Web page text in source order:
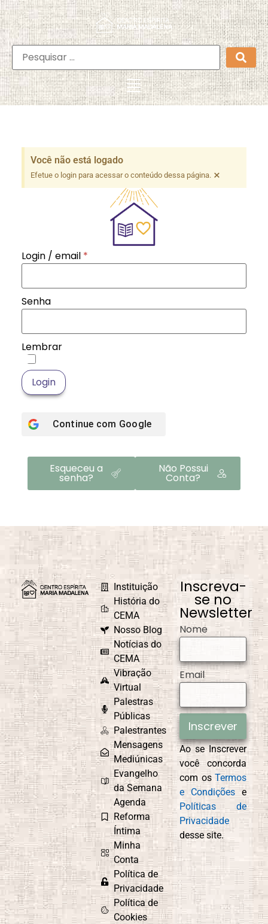
Você não está logado
Efetue o login para acessar o conteúdo dessa página. ×
Login / email *
Senha
Lembrar
Login
Continue com Google
Esqueceu a
senha?
Não Possui
Conta?
Instituição
História do
CEMA
Nosso Blog
Notícias do
CEMA
Vibração
Virtual
Palestras
Públicas
Palestrantes
Mensagens
Mediúnicas
Evangelho
da Semana
Agenda
Reforma
Íntima
Minha
Conta
Política de
Privacidade
Política de
Cookies
Inscreva-
se no
Newsletter
Nome
Email
Inscrever
Ao se Inscrever
você concorda
com osTermos
e Condições e
Políticas de
Privacidade
desse site.